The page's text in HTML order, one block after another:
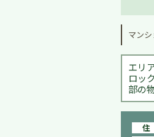
マン
エリ
ロッ
部の